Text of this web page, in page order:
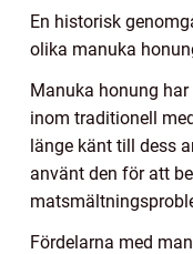
En historisk
olika manuka
Manuka honung
inom traditionell
länge känt till dess
använt den för att
Fördelarna med